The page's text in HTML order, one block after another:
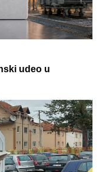
udeo u